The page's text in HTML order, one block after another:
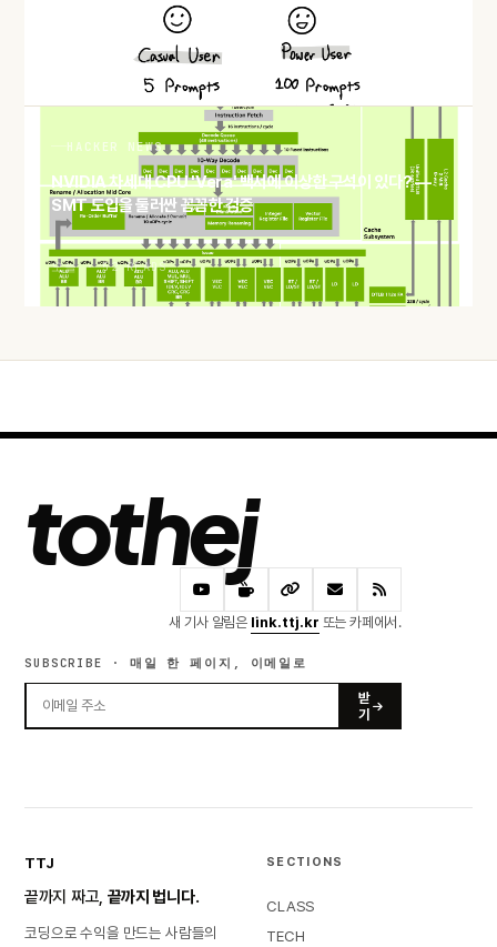
오늘 · 51 READS
HACKER NEWS
NVIDIA 차세대 CPU 'Vera' 백서에 이상한 구석이 있다? —
SMT 도입을 둘러싼 꼼꼼한 검증
오늘 · 52 READS
tothej
새 기사 알림은 link.ttj.kr 또는 카페에서.
SUBSCRIBE · 매일 한 페이지, 이메일로
받
기
TTJ
끝까지 짜고, 끝까지 법니다.
코딩으로 수익을 만드는 사람들의
SECTIONS
CLASS
TECH